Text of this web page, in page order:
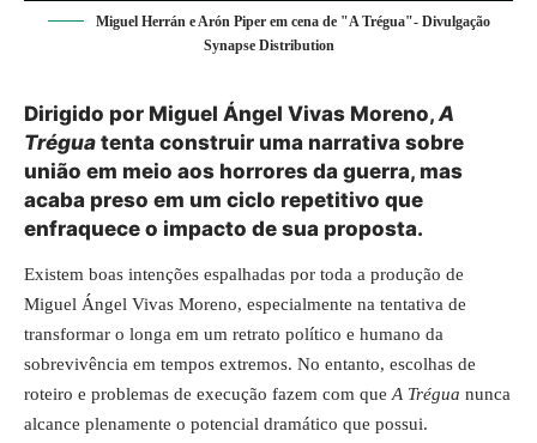
Miguel Herrán e Arón Piper em cena de "A Trégua"- Divulgação
Synapse Distribution
Dirigido por Miguel Ángel Vivas Moreno,A
Trégua tenta construir uma narrativa sobre
união em meio aos horrores da guerra, mas
acaba preso em um ciclo repetitivo que
enfraquece o impacto de sua proposta.
Existem boas intenções espalhadas por toda a produção de
Miguel Ángel Vivas Moreno, especialmente na tentativa de
transformar o longa em um retrato político e humano da
sobrevivência em tempos extremos. No entanto, escolhas de
roteiro e problemas de execução fazem com que A Trégua nunca
alcance plenamente o potencial dramático que possui.